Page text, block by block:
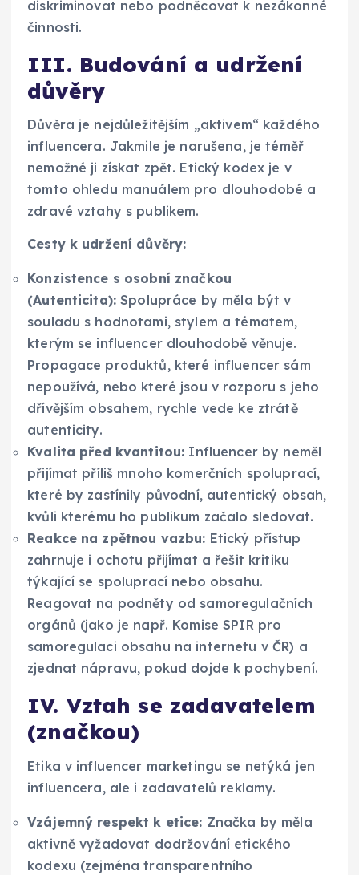
diskriminovat nebo podněcovat k nezákonné
činnosti.
III. Budování a udržení
důvěry
Důvěra je nejdůležitějším „aktivem“ každého
influencera. Jakmile je narušena, je téměř
nemožné ji získat zpět. Etický kodex je v
tomto ohledu manuálem pro dlouhodobé a
zdravé vztahy s publikem.
Cesty k udržení důvěry:
Konzistence s osobní značkou
(Autenticita): Spolupráce by měla být v
souladu s hodnotami, stylem a tématem,
kterým se influencer dlouhodobě věnuje.
Propagace produktů, které influencer sám
nepoužívá, nebo které jsou v rozporu s jeho
dřívějším obsahem, rychle vede ke ztrátě
autenticity.
Kvalita před kvantitou: Influencer by neměl
přijímat příliš mnoho komerčních spoluprací,
které by zastínily původní, autentický obsah,
kvůli kterému ho publikum začalo sledovat.
Reakce na zpětnou vazbu: Etický přístup
zahrnuje i ochotu přijímat a řešit kritiku
týkající se spoluprací nebo obsahu.
Reagovat na podněty od samoregulačních
orgánů (jako je např. Komise SPIR pro
samoregulaci obsahu na internetu v ČR) a
zjednat nápravu, pokud dojde k pochybení.
IV. Vztah se zadavatelem
(značkou)
Etika v influencer marketingu se netýká jen
influencera, ale i zadavatelů reklamy.
Vzájemný respekt k etice: Značka by měla
aktivně vyžadovat dodržování etického
kodexu (zejména transparentního